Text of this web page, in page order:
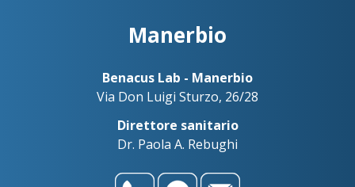
Manerbio
Benacus Lab - Manerbio
Via Don Luigi Sturzo, 26/28
Direttore sanitario
Dr. Paola A. Rebughi